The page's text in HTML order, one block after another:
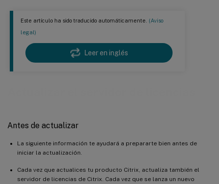
Este artículo ha sido traducido automáticamente. (Aviso
legal)
Leer en inglés
Antes de actualizar
La siguiente información te ayudará a prepararte bien antes de
iniciar la actualización.
Cada vez que actualices tu producto Citrix, actualiza también el
servidor de licencias de Citrix. Cada vez que se lanza un nuevo